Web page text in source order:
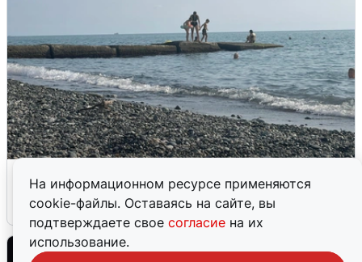
На информационном ресурсе применяются
cookie-файлы. Оставаясь на сайте, вы
подтверждаете свое согласие на их
использование.
6 августа 0